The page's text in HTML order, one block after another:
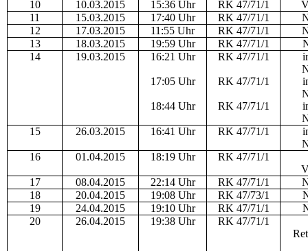
10
10.03.2015 15:36 Uhr RK 47/71/1
11
15.03.2015 17:40 Uhr RK 47/71/1
12
17.03.2015 11:55 Uhr RK 47/71/1
13
18.03.2015 19:59 Uhr RK 47/71/1
14
19.03.2015 16:21 Uhr
17:05 Uhr
18:44 Uhr
RK 47/71/1
RK 47/71/1
RK 47/71/1
15
26.03.2015 16:41 Uhr RK 47/71/1
16
01.04.2015 18:19 Uhr
RK 47/71/1
17
08.04.2015 22:14 Uhr RK 47/71/1
18
20.04.2015 19:08 Uhr RK 47/73/1
19
24.04.2015 19:10 Uhr RK 47/71/1
20
26.04.2015 19:38 Uhr
RK 47/71/1